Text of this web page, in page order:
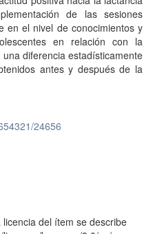
de las sesiones
en el nivel de conocimientos y
en relación con la
diferencia estadísticamente
antes y después de la
24656
del ítem se describe